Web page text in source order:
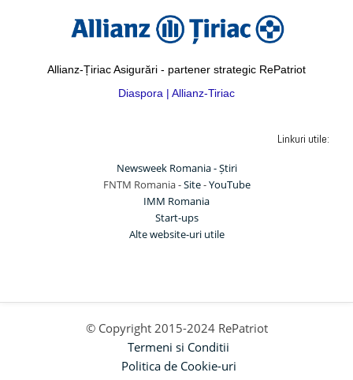
Allianz-Țiriac Asigurări - partener strategic RePatriot
Diaspora | Allianz-Tiriac
Linkuri utile:
Newsweek Romania - Știri
FNTM Romania -Site-YouTube
IMM Romania
Start-ups
Alte website-uri utile
© Copyright 2015-2024 RePatriot
Termeni si Conditii
Politica de Cookie-uri